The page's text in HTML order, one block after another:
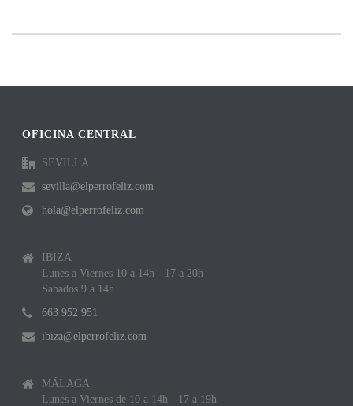
OFICINA CENTRAL
SEVILLA
sevilla@elperrofeliz.com
hola@elperrofeliz.com
IBIZA
Lunes a Viernes 10 a 14h - 17 a 20h
Sabados 9 a 14h
663 952 951
ibiza@elperrofeliz.com
MÁLAGA
Lunes a Viernes de 10 a 14h - 17 a 19h